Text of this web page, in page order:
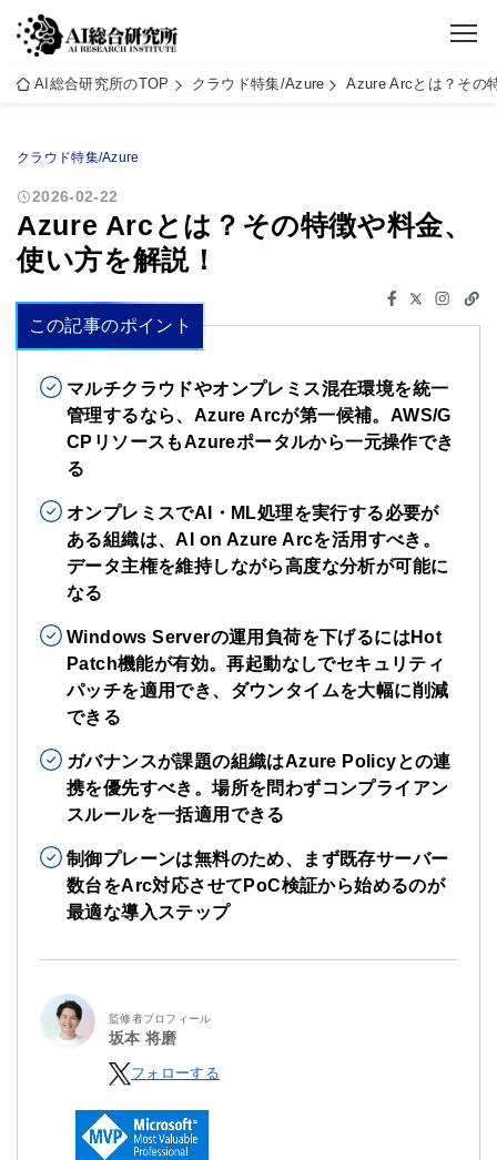
AI総合研究所のTOP クラウド特集/Azure Azure Arcとは？その
クラウド特集/Azure
2026-02-22
Azure Arcとは？その特徴や料金、
使い方を解説！
この記事のポイント
マルチクラウドやオンプレミス混在環境を統一
管理するなら、Azure Arcが第一候補。AWS/G
CPリソースもAzureポータルから一元操作でき
る
オンプレミスでAI・ML処理を実行する必要が
ある組織は、AI on Azure Arcを活用すべき。
データ主権を維持しながら高度な分析が可能に
なる
Windows Serverの運用負荷を下げるにはHot
Patch機能が有効。再起動なしでセキュリティ
パッチを適用でき、ダウンタイムを大幅に削減
できる
ガバナンスが課題の組織はAzure Policyとの連
携を優先すべき。場所を問わずコンプライアン
スルールを一括適用できる
制御プレーンは無料のため、まず既存サーバー
数台をArc対応させてPoC検証から始めるのが
最適な導入ステップ
監修者プロフィール
坂本 将磨
フォローする